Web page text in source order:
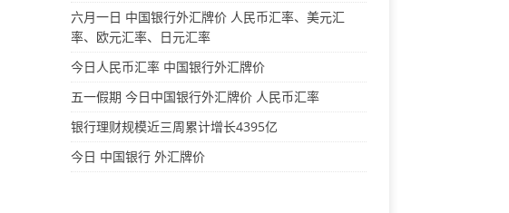
六月一日 中国银行外汇牌价 人民币汇率、美元汇
率、欧元汇率、日元汇率
今日人民币汇率 中国银行外汇牌价
五一假期 今日中国银行外汇牌价 人民币汇率
银行理财规模近三周累计增长4395亿
今日 中国银行 外汇牌价